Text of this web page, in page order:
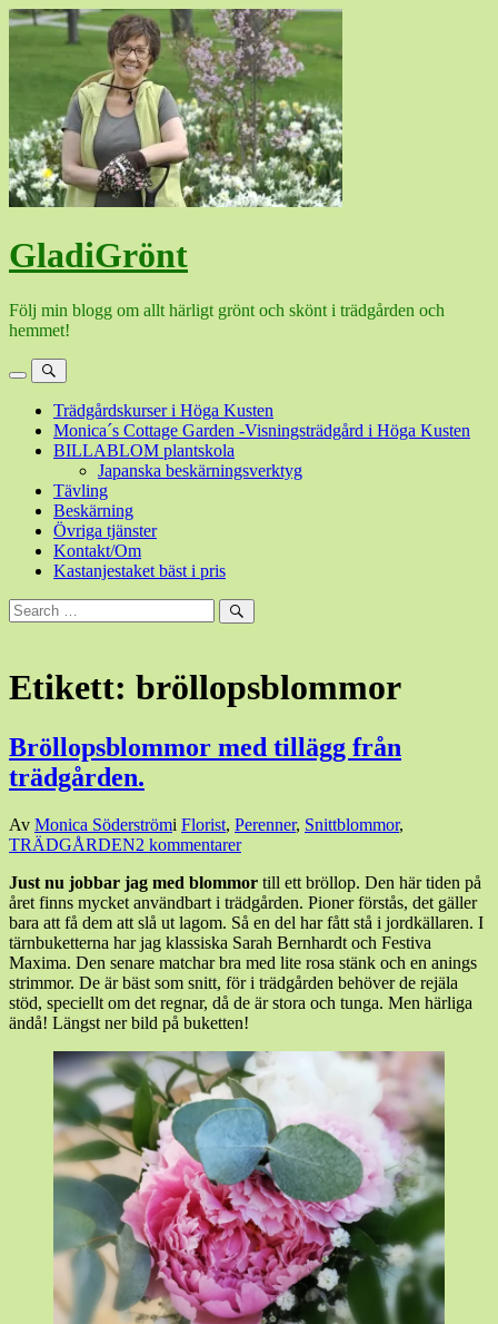
Hoppa
GladiGrönt
Följ min blogg om allt härligt grönt och skönt i trädgården och
hemmet!
MenySök
Trädgårdskurser i Höga Kusten
Monica´s Cottage Garden -Visningsträdgård i Höga Kusten
BILLABLOM plantskola
Japanska beskärningsverktyg
Tävling
Beskärning
Övriga tjänster
Kontakt/Om
Kastanjestaket bäst i pris
Sök
efter:
Sök
Etikett: bröllopsblommor
Bröllopsblommor med tillägg från
trädgården.
Den
17
202017
juli,
2020
Av Monica Söderströmi Florist, Perenner, Snittblommor,
TRÄDGÅRDEN2 kommentarer
Just nu jobbar jag med blommor till ett bröllop. Den här tiden på
året finns mycket användbart i trädgården. Pioner förstås, det gäller
bara att få dem att slå ut lagom. Så en del har fått stå i jordkällaren. I
tärnbuketterna har jag klassiska Sarah Bernhardt och Festiva
Maxima. Den senare matchar bra med lite rosa stänk och en anings
strimmor. De är bäst som snitt, för i trädgården behöver de rejäla
stöd, speciellt om det regnar, då de är stora och tunga. Men härliga
ändå! Längst ner bild på buketten!